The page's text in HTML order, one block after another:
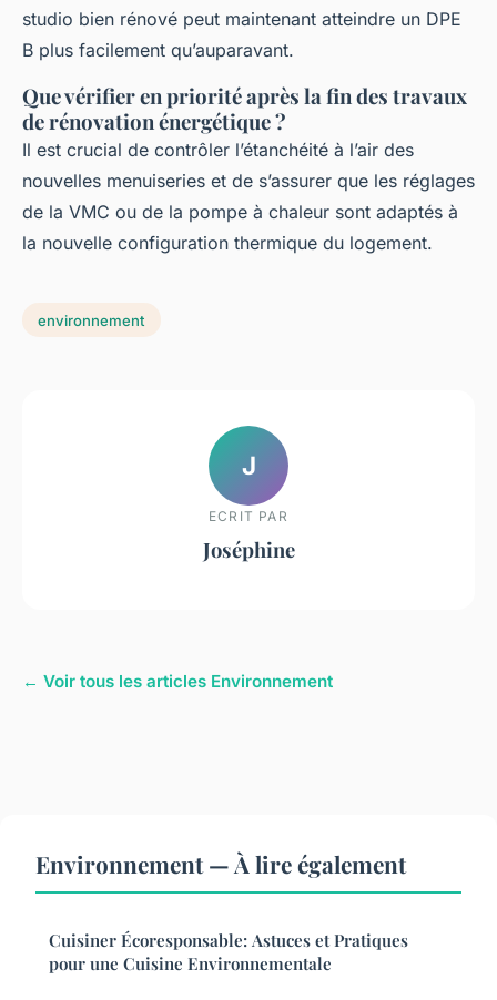
studio bien rénové peut maintenant atteindre un DPE
B plus facilement qu’auparavant.
Que vérifier en priorité après la fin des travaux
de rénovation énergétique ?
Il est crucial de contrôler l’étanchéité à l’air des
nouvelles menuiseries et de s’assurer que les réglages
de la VMC ou de la pompe à chaleur sont adaptés à
la nouvelle configuration thermique du logement.
environnement
J
ECRIT PAR
Joséphine
← Voir tous les articles Environnement
Environnement — À lire également
Cuisiner Écoresponsable: Astuces et Pratiques
pour une Cuisine Environnementale